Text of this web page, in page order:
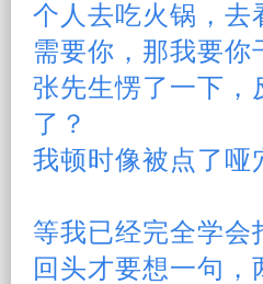
个人去吃火锅，去
需要你，那我要你
张先生愣了一下，
了？
我顿时像被点了哑
等我已经完全学会
回头才要想一句，